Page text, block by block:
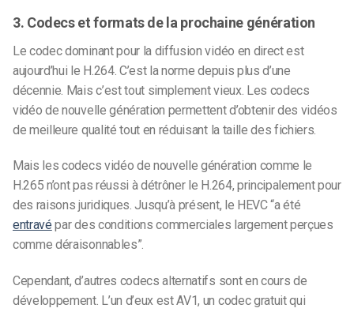
3. Codecs et formats de la prochaine génération
Le codec dominant pour la diffusion vidéo en direct est
aujourd’hui le H.264. C’est la norme depuis plus d’une
décennie. Mais c’est tout simplement vieux. Les codecs
vidéo de nouvelle génération permettent d’obtenir des vidéos
de meilleure qualité tout en réduisant la taille des fichiers.
Mais les codecs vidéo de nouvelle génération comme le
H.265 n’ont pas réussi à détrôner le H.264, principalement pour
des raisons juridiques. Jusqu’à présent, le HEVC “a été
entravé par des conditions commerciales largement perçues
comme déraisonnables”.
Cependant, d’autres codecs alternatifs sont en cours de
développement. L’un d’eux est AV1, un codec gratuit qui